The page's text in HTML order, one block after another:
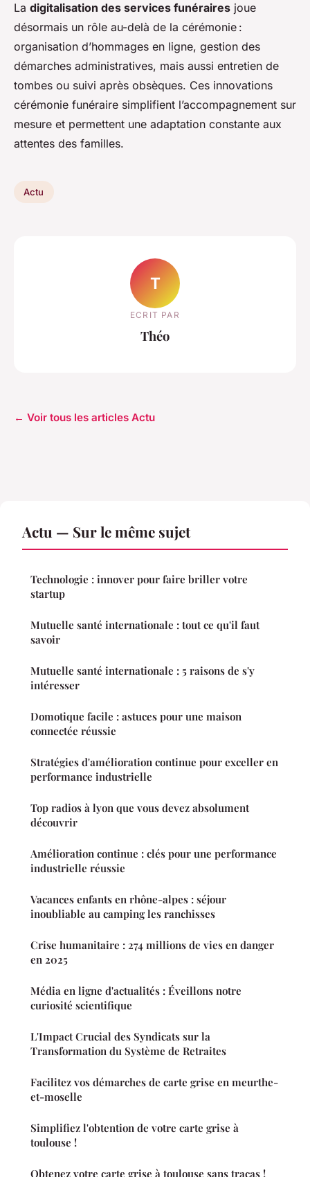
La digitalisation des services funéraires joue
désormais un rôle au-delà de la cérémonie :
organisation d’hommages en ligne, gestion des
démarches administratives, mais aussi entretien de
tombes ou suivi après obsèques. Ces innovations
cérémonie funéraire simplifient l’accompagnement sur
mesure et permettent une adaptation constante aux
attentes des familles.
Actu
T
ECRIT PAR
Théo
← Voir tous les articles Actu
Actu — Sur le même sujet
Technologie : innover pour faire briller votre
startup
Mutuelle santé internationale : tout ce qu'il faut
savoir
Mutuelle santé internationale : 5 raisons de s'y
intéresser
Domotique facile : astuces pour une maison
connectée réussie
Stratégies d'amélioration continue pour exceller en
performance industrielle
Top radios à lyon que vous devez absolument
découvrir
Amélioration continue : clés pour une performance
industrielle réussie
Vacances enfants en rhône-alpes : séjour
inoubliable au camping les ranchisses
Crise humanitaire : 274 millions de vies en danger
en 2025
Média en ligne d'actualités : Éveillons notre
curiosité scientifique
L'Impact Crucial des Syndicats sur la
Transformation du Système de Retraites
Facilitez vos démarches de carte grise en meurthe-
et-moselle
Simplifiez l'obtention de votre carte grise à
toulouse !
Obtenez votre carte grise à toulouse sans tracas !